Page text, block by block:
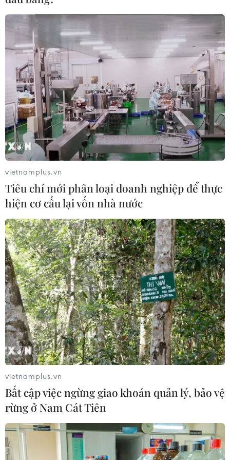
Australia chi tiền điều trị chấn thương
tinh thần do cháy rừng gây ra
12/01/2020 04:15
Thủ tướng Morrison cho biết khoản ngân sách trên nhằm
đảm bảo các cộng đồng có thể giải quyết những chấn
thương về mặt tinh thần mà các vụ cháy rừng gây ra.
vietnamplus.vn
Tiêu chí mới phân loại doanh nghiệp để thực
hiện cơ cấu lại vốn nhà nước
vietnamplus.vn
Bất cập việc ngừng giao khoán quản lý, bảo vệ
rừng ở Nam Cát Tiên